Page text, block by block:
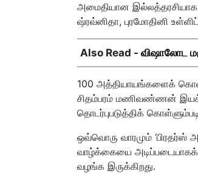
அமைதியான இல்லத்தரசியாக
ஷ்ரவ்னிதா, புரமோதினி
Also Read - விஷாலோட
100 அத்தியாயங்களைக்
சிதம்பரம் மணிவண்ணன்
தொடர்புபடுத்திக்
ஒவ்வொரு வாரமும் ‘பிரதர்ஸ்
வாழ்க்கையை
வழங்க இருக்கிறது.